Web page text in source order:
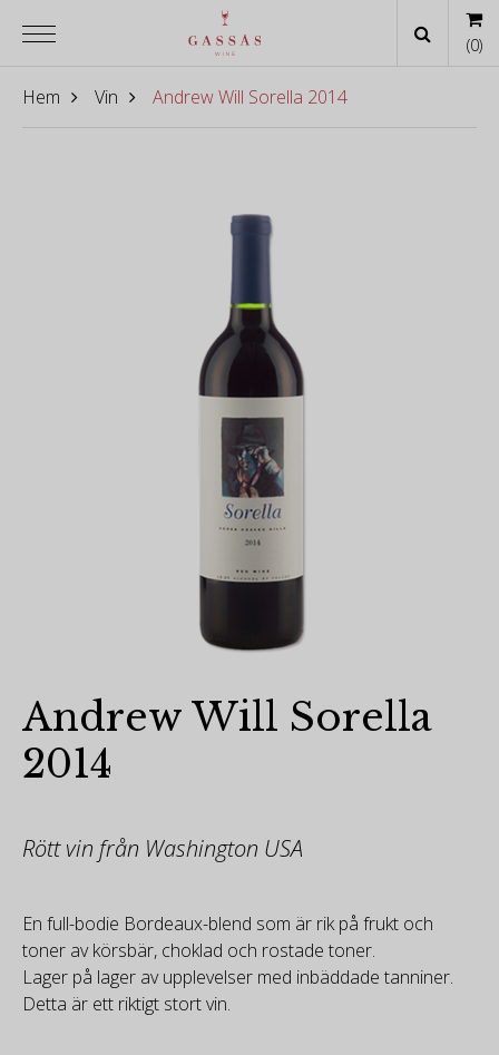
Hem Vin Andrew Will Sorella 2014
Andrew Will Sorella
2014
Rött vin från Washington USA
En full-bodie Bordeaux-blend som är rik på frukt och
toner av körsbär, choklad och rostade toner.
Lager på lager av upplevelser med inbäddade tanniner.
Detta är ett riktigt stort vin.
(0)